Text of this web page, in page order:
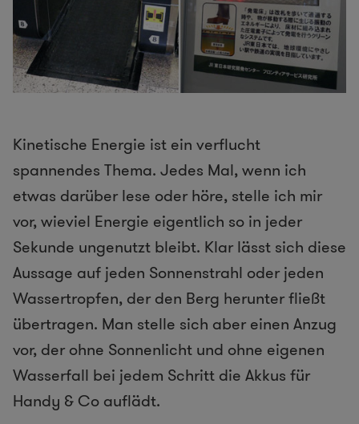
Kinetische Energie ist ein verflucht
spannendes Thema. Jedes Mal, wenn ich
etwas darüber lese oder höre, stelle ich mir
vor, wieviel Energie eigentlich so in jeder
Sekunde ungenutzt bleibt. Klar lässt sich diese
Aussage auf jeden Sonnenstrahl oder jeden
Wassertropfen, der den Berg herunter fließt
übertragen. Man stelle sich aber einen Anzug
vor, der ohne Sonnenlicht und ohne eigenen
Wasserfall bei jedem Schritt die Akkus für
Handy & Co auflädt.